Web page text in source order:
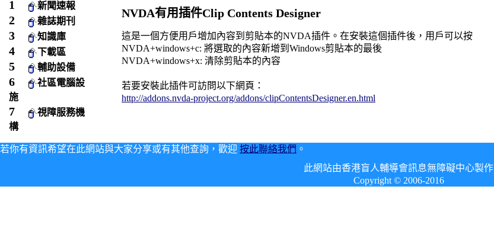
新聞速報
雜誌期刊
知識庫
下載區
輔助設備
社區電腦設
施
視障服務機
構
NVDA有用插件Clip Contents Designer
這是一個方便用戶增加內容到剪貼本的NVDA插件。在安裝這個插件後，用戶可以按
NVDA+windows+c: 將選取的內容新增到Windows剪貼本的最後
NVDA+windows+x: 清除剪貼本的內容
若要安裝此插件可訪問以下網頁：
http://addons.nvda-project.org/addons/clipContentsDesigner.en.html
若你有資訊希望在此網站與大家分享或有其他查詢，歡迎 按此聯絡我們 。
此網站由香港盲人輔導會訊息無障礙中心製作
Copyright © 2006-2016